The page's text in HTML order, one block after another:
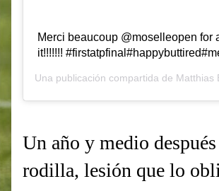
Merci beaucoup @moselleopen for
it!!!!!!!
Una publicación compartida de Matthias
Un año y medio
rodilla, lesión que lo